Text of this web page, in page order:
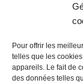
Pour offrir les
telles que les
appareils. Le fait de
des données telles